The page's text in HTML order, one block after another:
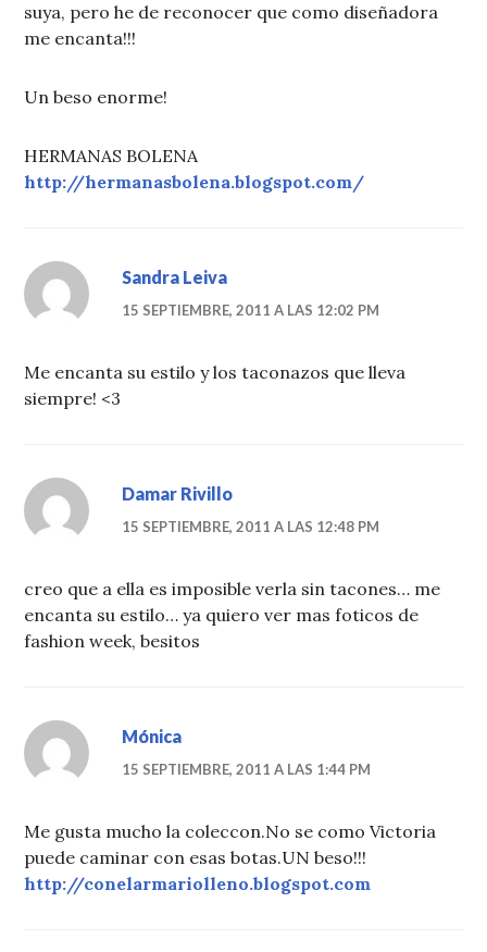
suya, pero he de reconocer que como diseñadora
me encanta!!!
Un beso enorme!
HERMANAS BOLENA
http://hermanasbolena.blogspot.com/
Sandra Leiva
15 SEPTIEMBRE, 2011 A LAS 12:02 PM
Me encanta su estilo y los taconazos que lleva
siempre! <3
Damar Rivillo
15 SEPTIEMBRE, 2011 A LAS 12:48 PM
creo que a ella es imposible verla sin tacones… me
encanta su estilo… ya quiero ver mas foticos de
fashion week, besitos
Mónica
15 SEPTIEMBRE, 2011 A LAS 1:44 PM
Me gusta mucho la coleccon.No se como Victoria
puede caminar con esas botas.UN beso!!!
http://conelarmariolleno.blogspot.com